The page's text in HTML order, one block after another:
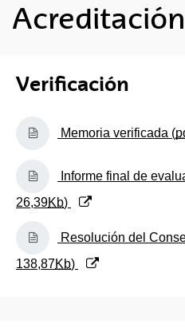
Acreditación
Verificación
(Abre una nueva
Memoria verificada (
(Abre una nueva
Informe final de
26,39Kb)
(Abre una nueva
Resolución del
138,87Kb)